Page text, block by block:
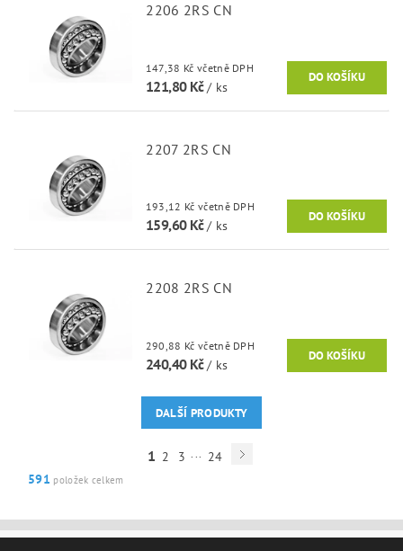
2206 2RS CN
147,38 Kč včetně DPH
121,80 Kč/ ks
2207 2RS CN
193,12 Kč včetně DPH
159,60 Kč/ ks
2208 2RS CN
290,88 Kč včetně DPH
240,40 Kč/ ks
DALŠÍ PRODUKTY
1 2 3 ... 24
591 položek celkem